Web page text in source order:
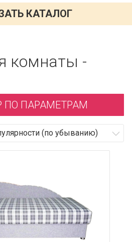
КАТАЛОГ
комнаты -
ПО ПАРАМЕТРАМ